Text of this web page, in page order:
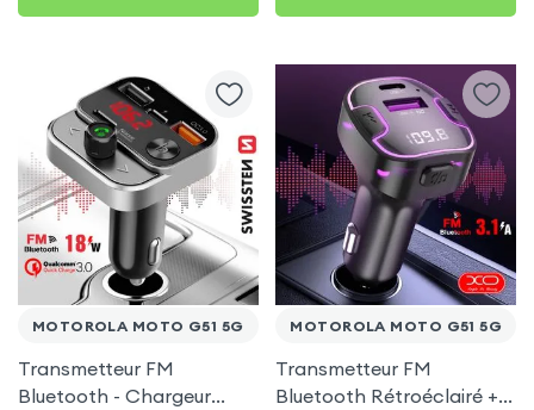
MOTOROLA MOTO G51 5G
Transmetteur FM
Bluetooth - Chargeur
MOTOROLA MOTO G51 5G
Transmetteur FM
Bluetooth Rétroéclairé +